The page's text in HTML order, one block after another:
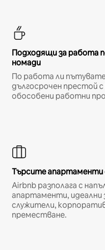
Подходящи за работа
номади
По работа ли
дългосрочен престой
обособени работни
Търсите апартаменти
Airbnb разполага с
апартаменти, идеални
служители,
преместване.